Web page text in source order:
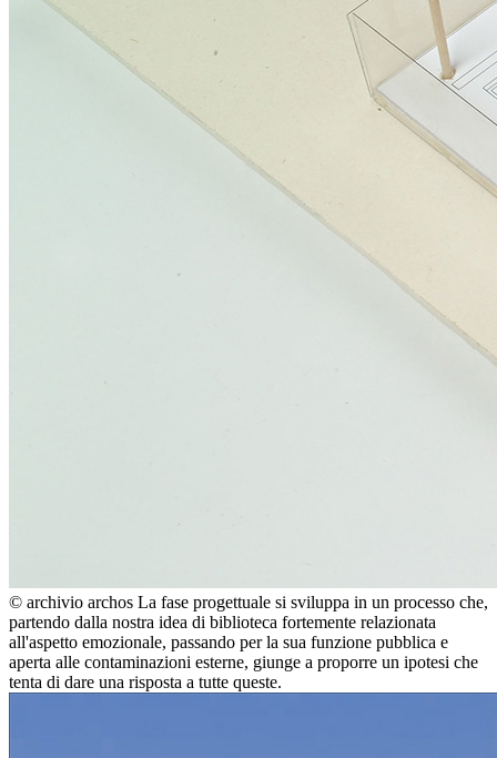
© archivio archos La fase progettuale si sviluppa in un processo che,
partendo dalla nostra idea di biblioteca fortemente relazionata
all'aspetto emozionale, passando per la sua funzione pubblica e
aperta alle contaminazioni esterne, giunge a proporre un ipotesi che
tenta di dare una risposta a tutte queste.